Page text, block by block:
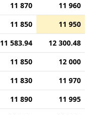
11 870
11 960
11 850
11 950
11 583.94
12 300.48
11 850
12 000
11 830
11 970
11 890
11 995